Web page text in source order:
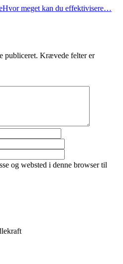
Hvor meget kan du effektivisere…
publiceret. Krævede felter er
og websted i denne browser til